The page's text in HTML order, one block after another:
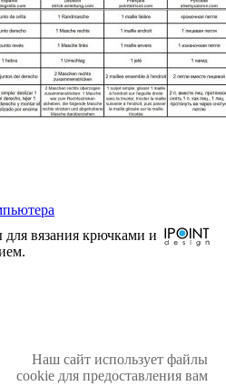
вязания крючками и
Наш сайт использует файлы
cookie для предоставления вам